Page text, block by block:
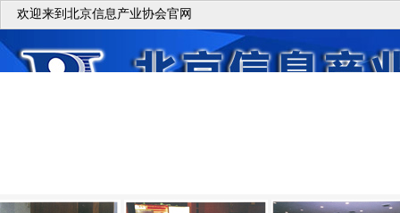
欢迎来到北京信息产业协会官网